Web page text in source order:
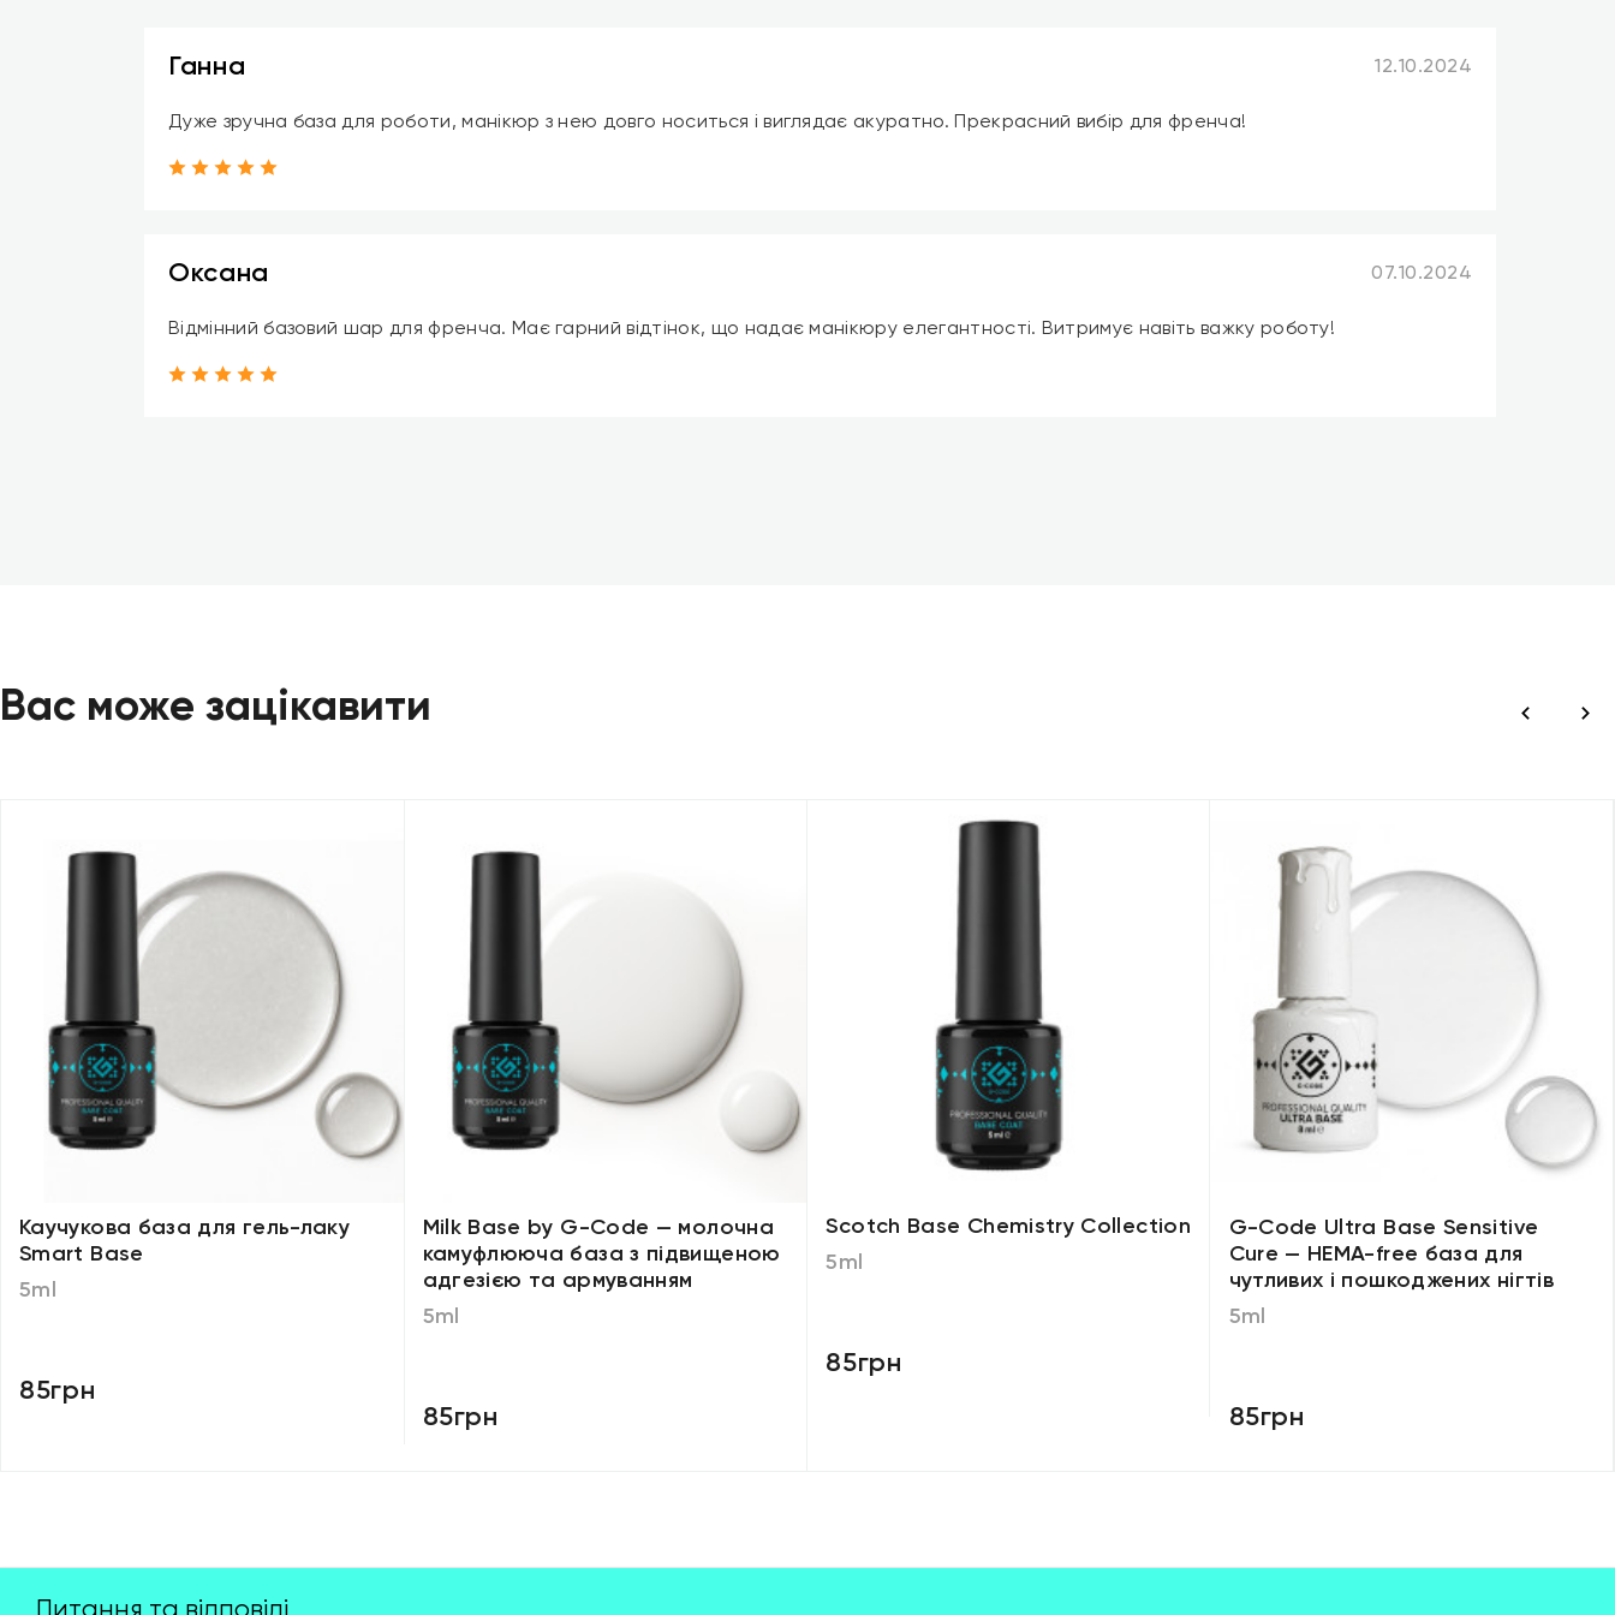
Ганна 12.10.2024
Дуже зручна база для роботи, манікюр з нею довго носиться і виглядає акуратно. Прекрасний вибір для френча!
Оксана 07.10.2024
Відмінний базовий шар для френча. Має гарний відтінок, що надає манікюру елегантності. Витримує навіть важку роботу!
Вас може зацікавити
Каучукова база для гель-лаку
Smart Base
5ml
85грн
Milk Base by G-Code — молочна
камуфлююча база з підвищеною
адгезією та армуванням
5ml
85грн
Scotch Base Chemistry Collection
5ml
85грн
G-Code Ultra Base Sensitive
Cure — HEMA-free база для
чутливих і пошкоджених нігтів
5ml
85грн
Питання та відповіді